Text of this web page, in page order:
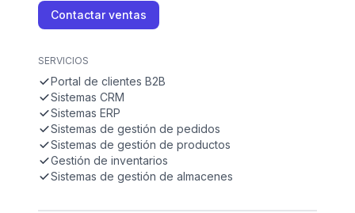
Contactar ventas
SERVICIOS
Portal de clientes B2B
Sistemas CRM
Sistemas ERP
Sistemas de gestión de pedidos
Sistemas de gestión de productos
Gestión de inventarios
Sistemas de gestión de almacenes